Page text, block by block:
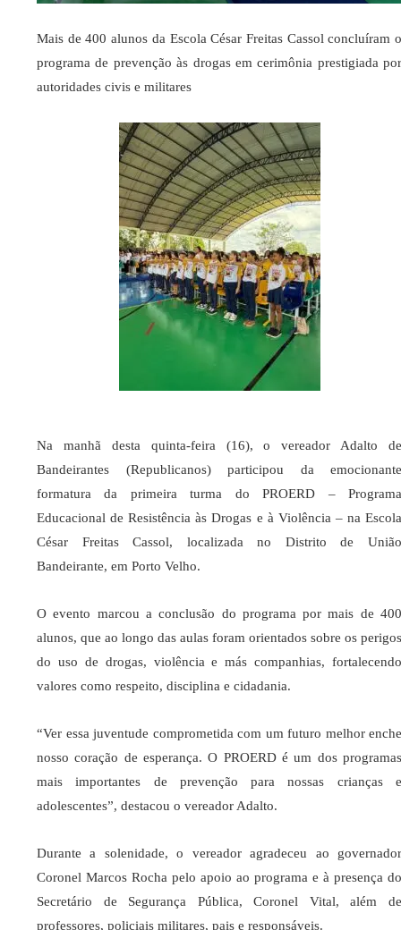
Mais de 400 alunos da Escola César Freitas Cassol concluíram o
programa de prevenção às drogas em cerimônia prestigiada por
autoridades civis e militares
Na manhã desta quinta-feira (16), o vereador Adalto de
Bandeirantes (Republicanos) participou da emocionante
formatura da primeira turma do PROERD – Programa
Educacional de Resistência às Drogas e à Violência – na Escola
César Freitas Cassol, localizada no Distrito de União
Bandeirante, em Porto Velho.
O evento marcou a conclusão do programa por mais de 400
alunos, que ao longo das aulas foram orientados sobre os perigos
do uso de drogas, violência e más companhias, fortalecendo
valores como respeito, disciplina e cidadania.
“Ver essa juventude comprometida com um futuro melhor enche
nosso coração de esperança. O PROERD é um dos programas
mais importantes de prevenção para nossas crianças e
adolescentes”, destacou o vereador Adalto.
Durante a solenidade, o vereador agradeceu ao governador
Coronel Marcos Rocha pelo apoio ao programa e à presença do
Secretário de Segurança Pública, Coronel Vital, além de
professores, policiais militares, pais e responsáveis.